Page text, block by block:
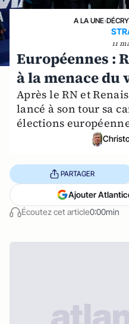
A LA UNE›
11
Européennes :
à la menace du
Après le RN et
lancé à son tour sa
élections
Écoutez cet article0:00min
PARTAGER
Ajouter